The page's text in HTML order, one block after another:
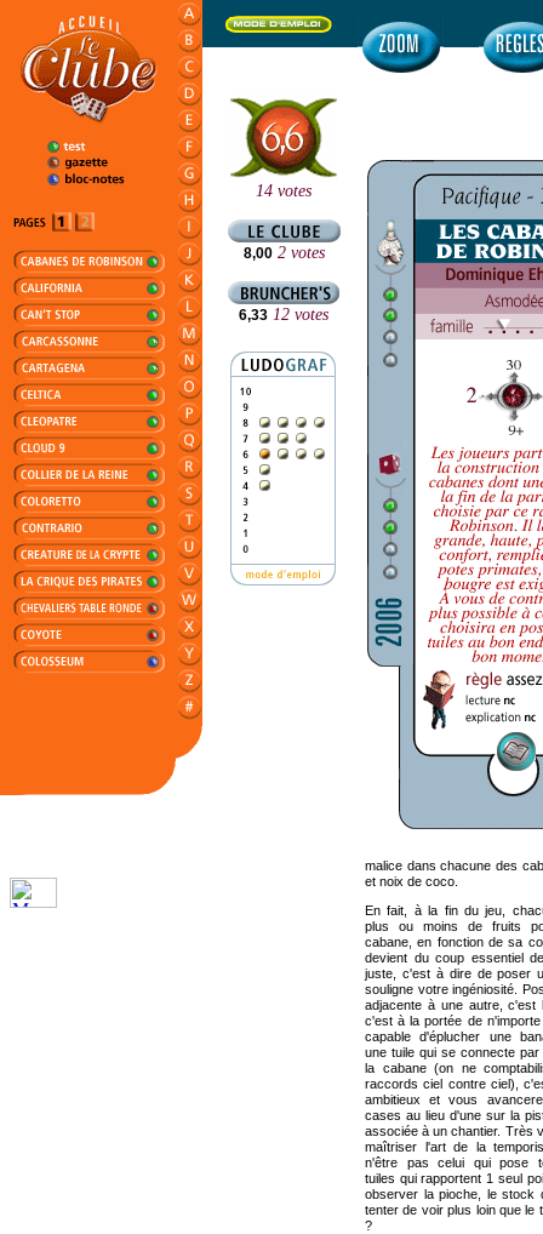
14 votes
8,00 2 votes
6,33 12 votes
malice dans chacune des
et noix de coco.
En fait, à la fin du jeu,
plus ou moins de fruits
cabane, en fonction de sa
devient du coup essentiel
juste, c'est à dire de poser
souligne votre ingéniosité.
adjacente à une autre, c'est
c'est à la portée de n'importe
capable d'éplucher une
une tuile qui se connecte
la cabane (on ne
raccords ciel contre ciel),
ambitieux et vous
cases au lieu d'une sur la
associée à un chantier. Très
maîtriser l'art de la
n'être pas celui qui pose
tuiles qui rapportent 1 seul
observer la pioche, le stock
tenter de voir plus loin que le
?